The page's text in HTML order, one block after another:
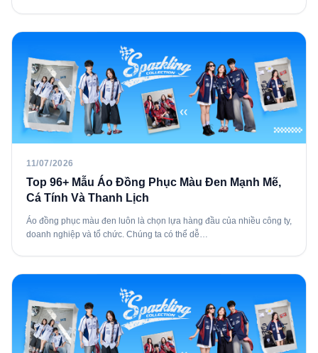
11/07/2026
Top 96+ Mẫu Áo Đồng Phục Màu Đen Mạnh Mẽ,
Cá Tính Và Thanh Lịch
Áo đồng phục màu đen luôn là chọn lựa hàng đầu của nhiều công ty,
doanh nghiệp và tổ chức. Chúng ta có thể dễ…